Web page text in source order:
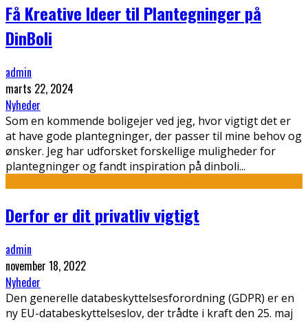
Få Kreative Ideer til Plantegninger på
DinBoli
admin
marts 22, 2024
Nyheder
Som en kommende boligejer ved jeg, hvor vigtigt det er
at have gode plantegninger, der passer til mine behov og
ønsker. Jeg har udforsket forskellige muligheder for
plantegninger og fandt inspiration på dinboli...
Derfor er dit privatliv vigtigt
admin
november 18, 2022
Nyheder
Den generelle databeskyttelsesforordning (GDPR) er en
ny EU-databeskyttelseslov, der trådte i kraft den 25. maj